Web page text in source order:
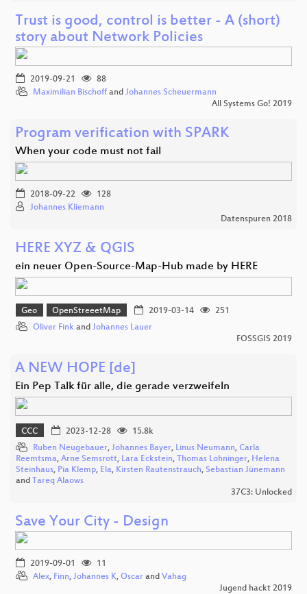
Trust is good, control is better - A (short)
story about Network Policies
2019-09-21
88
Maximilian Bischoff and Johannes Scheuermann
All Systems Go! 2019
Program verification with SPARK
When your code must not fail
2018-09-22
128
Johannes Kliemann
Datenspuren 2018
HERE XYZ & QGIS
ein neuer Open-Source-Map-Hub made by HERE
Geo OpenStreeetMap 2019-03-14
251
Oliver Fink and Johannes Lauer
FOSSGIS 2019
A NEW HOPE [de]
Ein Pep Talk für alle, die gerade verzweifeln
CCC 2023-12-28
15.8k
Ruben Neugebauer, Johannes Bayer, Linus Neumann, Carla
Reemtsma, Arne Semsrott, Lara Eckstein, Thomas Lohninger, Helena
Steinhaus, Pia Klemp, Ela, Kirsten Rautenstrauch, Sebastian Jünemann
and Tareq Alaows
37C3: Unlocked
Save Your City - Design
2019-09-01
11
Alex, Finn, Johannes K, Oscar and Vahag
Jugend hackt 2019